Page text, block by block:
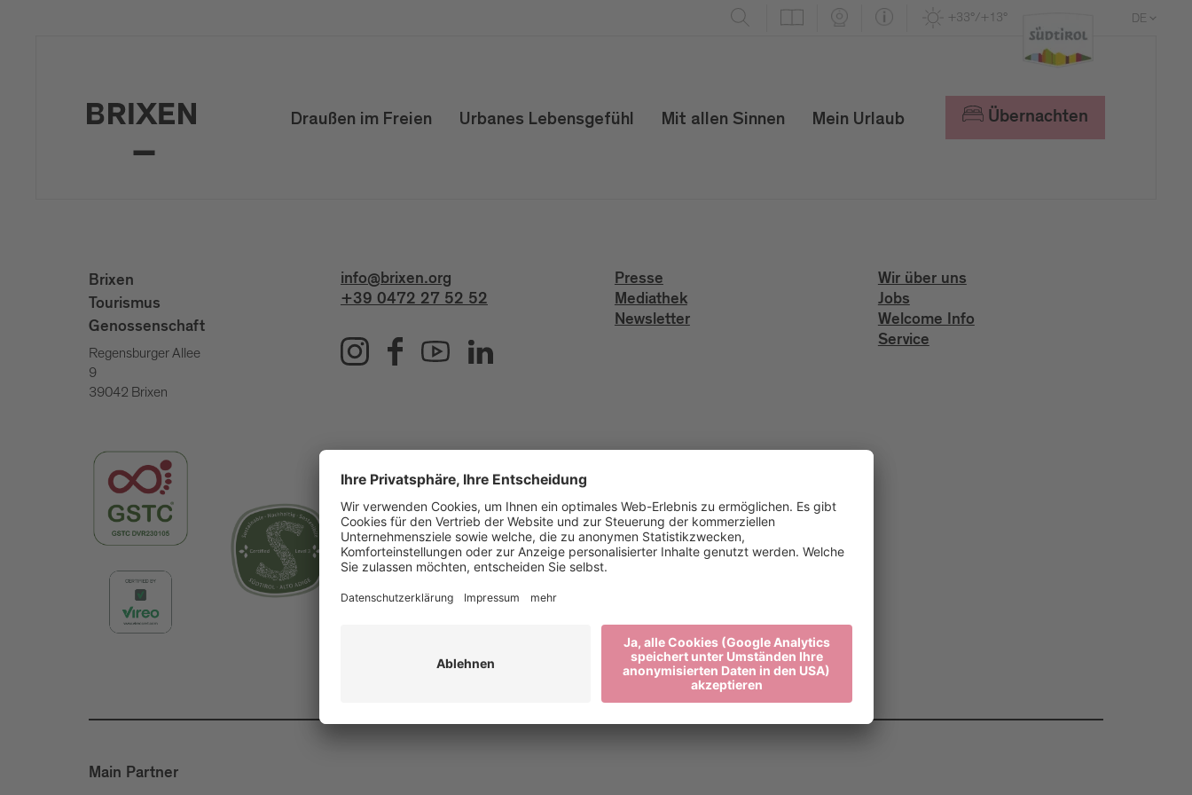
+33°/+13° DE
Draußen im Freien Urbanes Lebensgefühl Mit allen Sinnen Mein Urlaub Übernachten
Brixen
Tourismus
Genossenschaft
Regensburger Allee
9
39042 Brixen
info@brixen.org
+39 0472 27 52 52
Presse
Mediathek
Newsletter
Wir über uns
Jobs
Welcome Info
Service
Main Partner